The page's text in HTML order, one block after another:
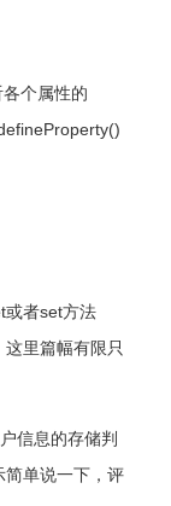
个属性的
或者set方法
里篇幅有限只
信息的存储判
简单说一下，评